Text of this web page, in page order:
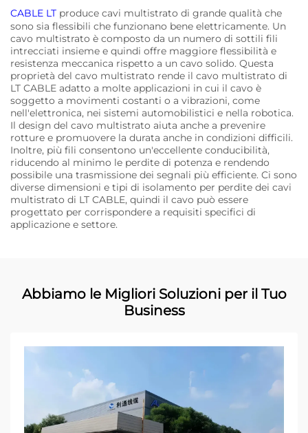
CABLE LT produce cavi multistrato di grande qualità che
sono sia flessibili che funzionano bene elettricamente. Un
cavo multistrato è composto da un numero di sottili fili
intrecciati insieme e quindi offre maggiore flessibilità e
resistenza meccanica rispetto a un cavo solido. Questa
proprietà del cavo multistrato rende il cavo multistrato di
LT CABLE adatto a molte applicazioni in cui il cavo è
soggetto a movimenti costanti o a vibrazioni, come
nell'elettronica, nei sistemi automobilistici e nella robotica.
Il design del cavo multistrato aiuta anche a prevenire
rotture e promuovere la durata anche in condizioni difficili.
Inoltre, più fili consentono un'eccellente conducibilità,
riducendo al minimo le perdite di potenza e rendendo
possibile una trasmissione dei segnali più efficiente. Ci sono
diverse dimensioni e tipi di isolamento per perdite dei cavi
multistrato di LT CABLE, quindi il cavo può essere
progettato per corrispondere a requisiti specifici di
applicazione e settore.
Abbiamo le Migliori Soluzioni per il Tuo
Business